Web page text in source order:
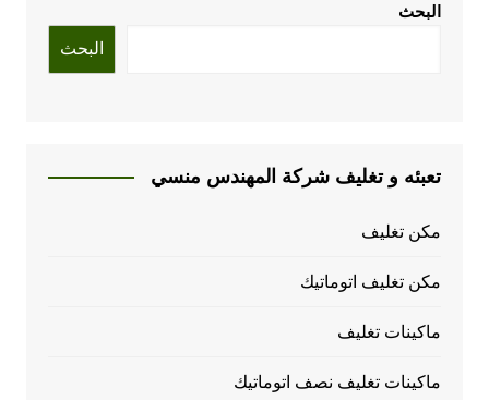
البحث
البحث
تعبئه و تغليف شركة المهندس منسي
مكن تغليف
مكن تغليف اتوماتيك
ماكينات تغليف
ماكينات تغليف نصف اتوماتيك